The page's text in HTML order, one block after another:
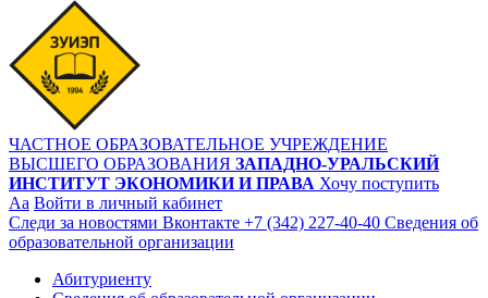
ЧАСТНОЕ ОБРАЗОВАТЕЛЬНОЕ УЧРЕЖДЕНИЕ
ВЫСШЕГО ОБРАЗОВАНИЯ ЗАПАДНО-УРАЛЬСКИЙ
ИНСТИТУТ ЭКОНОМИКИ И ПРАВА Хочу поступить
Aa Войти в личный кабинет
Следи за новостями Вконтакте +7 (342) 227-40-40 Сведения об
образовательной организации
Абитуриенту